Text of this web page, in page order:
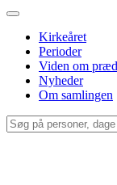
Kirkeåret
Perioder
Viden om
Nyheder
Om samlingen